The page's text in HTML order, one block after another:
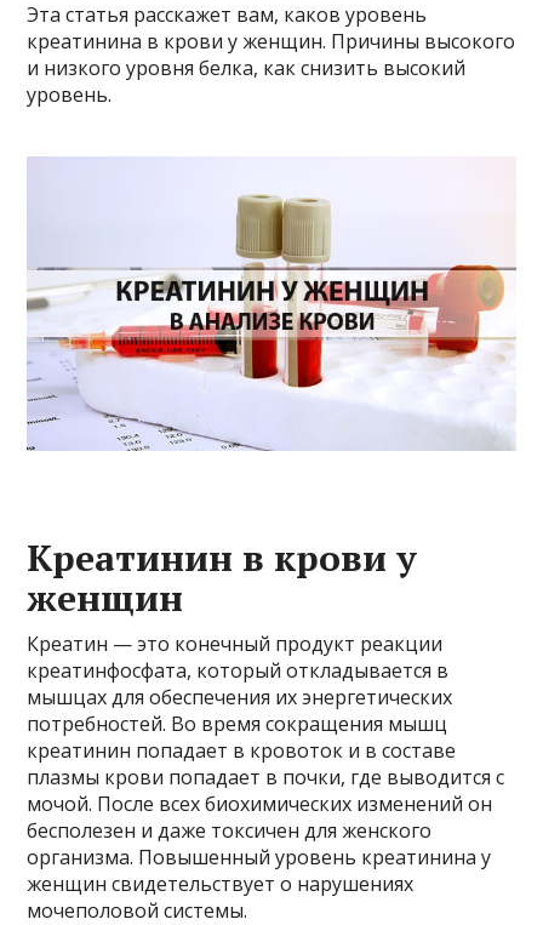
Эта статья расскажет вам, каков уровень
креатинина в крови у женщин. Причины высокого
и низкого уровня белка, как снизить высокий
уровень.
Креатинин в крови у
женщин
Креатин — это конечный продукт реакции
креатинфосфата, который откладывается в
мышцах для обеспечения их энергетических
потребностей. Во время сокращения мышц
креатинин попадает в кровоток и в составе
плазмы крови попадает в почки, где выводится с
мочой. После всех биохимических изменений он
бесполезен и даже токсичен для женского
организма. Повышенный уровень креатинина у
женщин свидетельствует о нарушениях
мочеполовой системы.